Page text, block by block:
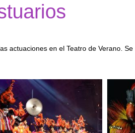
actuaciones en el Teatro de Verano.